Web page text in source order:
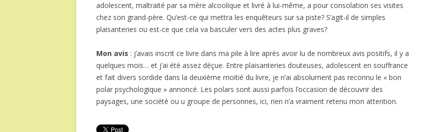
adolescent, maltraité par sa mère alcoolique et livré à lui-même, a pour consolation ses visites
chez son grand-père. Qu’est-ce qui mettra les enquêteurs sur sa piste? S’agit-il de simples
plaisanteries ou est-ce que cela va basculer vers des actes plus graves?
Mon avis : j’avais inscrit ce livre dans ma pile à lire après avoir lu de nombreux avis positifs, il y a
quelques mois… et j’ai été assez déçue. Entre plaisanteries douteuses, adolescent en souffrance
et fait divers sordide dans la deuxième moitié du livre, je n’ai absolument pas reconnu le « bon
polar psychologique » annoncé. Les polars sont aussi parfois l’occasion de découvrir des
paysages, une société ou u groupe de personnes, ici, rien n’a vraiment retenu mon attention.